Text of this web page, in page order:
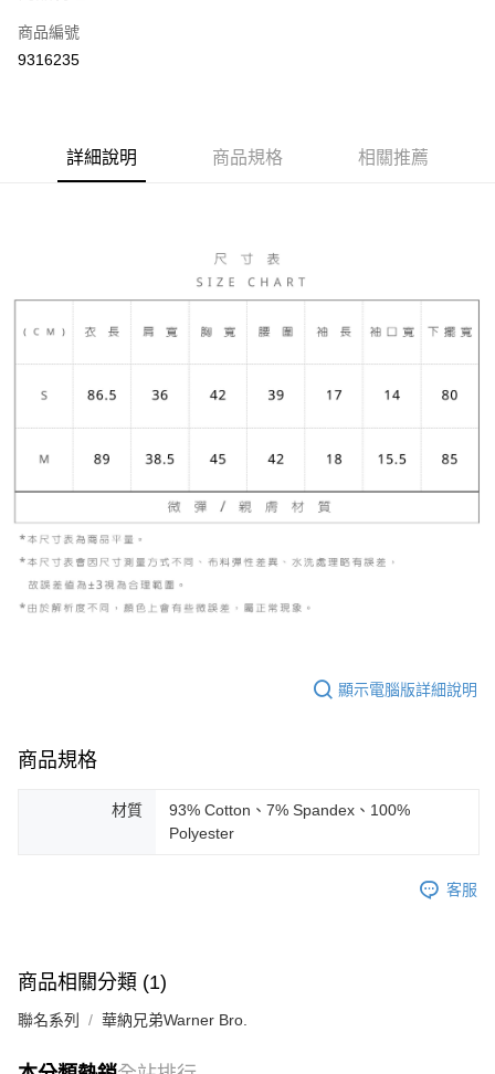
信用卡一次付款
LINE Pay
運送方式
商品編號
9316235
詳細說明 商品規格 相關推薦
顯示電腦版詳細說明
商品規格
材質
93% Cotton、7% Spandex、100%
Polyester
客服
商品相關分類 (1)
聯名系列 華納兄弟Warner Bro.